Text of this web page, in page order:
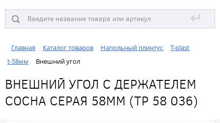
↵
Главная Каталог товаров Напольный плинтус
T-plast
t-58мм
Внешний угол
ВНЕШНИЙ УГОЛ С ДЕРЖАТЕЛЕМ
СОСНА СЕРАЯ 58ММ (ТР 58 036)